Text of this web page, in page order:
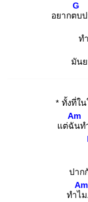
อยากตบ
G
ท
มัน
* ทั้งที่ใ
แต่ฉัน
Am
ท
ปาก
ทำไม
Am